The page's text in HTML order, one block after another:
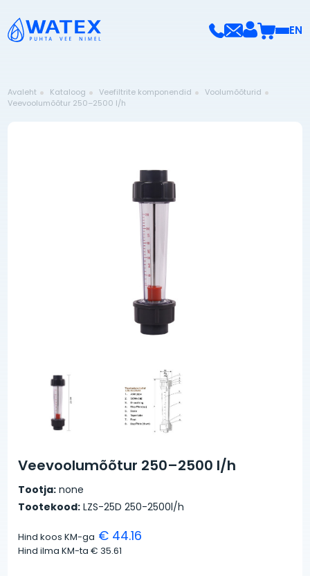
EN
Avaleht Kataloog Veefiltrite komponendid
Voolumõõturid
Veevoolumõõtur 250–2500 l/h
Veevoolumõõtur 250–2500 l/h
Tootja: none
Tootekood: LZS-25D 250-2500l/h
Hind koos KM-ga € 44.16
Hind ilma KM-ta€ 35.61